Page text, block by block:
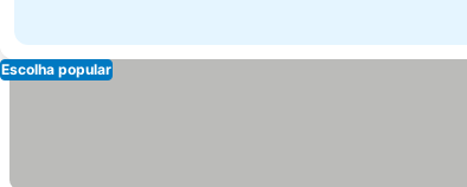
Escolha popular